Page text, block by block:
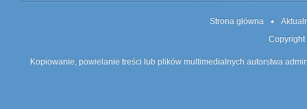
Strona główna
Kopiowanie, powielanie treści lub plików multimedialnych autorstwa